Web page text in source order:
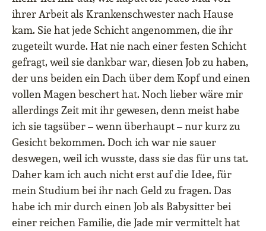
ihrer Arbeit als Krankenschwester nach Hause
kam. Sie hat jede Schicht angenommen, die ihr
zugeteilt wurde. Hat nie nach einer festen Schicht
gefragt, weil sie dankbar war, diesen Job zu haben,
der uns beiden ein Dach über dem Kopf und einen
vollen Magen beschert hat. Noch lieber wäre mir
allerdings Zeit mit ihr gewesen, denn meist habe
ich sie tagsüber – wenn überhaupt – nur kurz zu
Gesicht bekommen. Doch ich war nie sauer
deswegen, weil ich wusste, dass sie das für uns tat.
Daher kam ich auch nicht erst auf die Idee, für
mein Studium bei ihr nach Geld zu fragen. Das
habe ich mir durch einen Job als Babysitter bei
einer reichen Familie, die Jade mir vermittelt hat